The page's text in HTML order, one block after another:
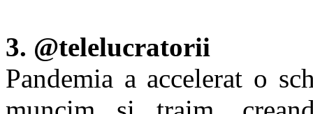
3. @telelucratorii
Pandemia a accelerat o